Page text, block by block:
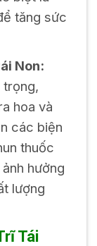
tăng sức
Non:
trọng,
hoa và
các biện
thuốc
hưởng
lượng
Tái